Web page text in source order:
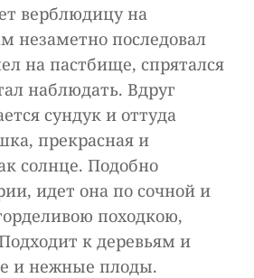
верблюдицу на
незаметно последовал
на пастбище, спрятался
наблюдать. Вдруг
сундук и оттуда
прекрасная и
солнце. Подобно
идет она по сочной и
походкою,
к деревьям и
и нежные плоды.